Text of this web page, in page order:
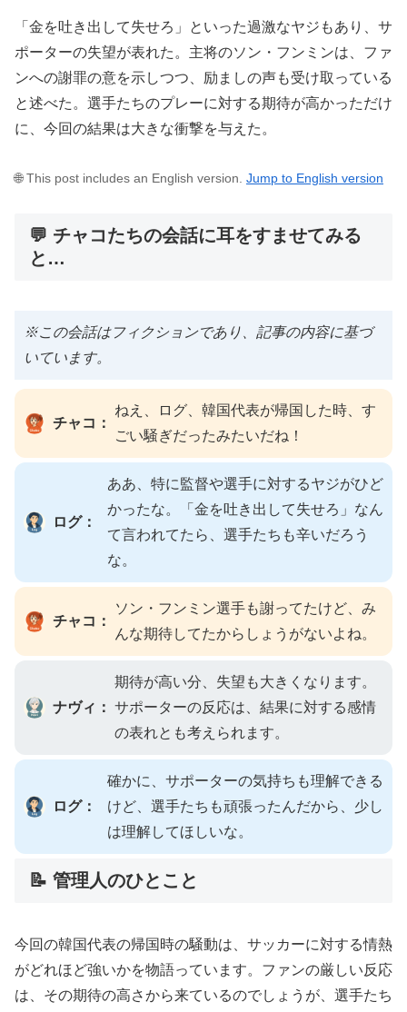
「金を吐き出して失せろ」といった過激なヤジもあり、サ
ポーターの失望が表れた。主将のソン・フンミンは、ファ
ンへの謝罪の意を示しつつ、励ましの声も受け取っている
と述べた。選手たちのプレーに対する期待が高かっただけ
に、今回の結果は大きな衝撃を与えた。
🌐 This post includes an English version. Jump to English version
💬 チャコたちの会話に耳をすませてみる
と…
※この会話はフィクションであり、記事の内容に基づ
いています。
チャコ：
ねえ、ログ、韓国代表が帰国した時、す
ごい騒ぎだったみたいだね！
ログ：
ああ、特に監督や選手に対するヤジがひど
かったな。「金を吐き出して失せろ」なん
て言われてたら、選手たちも辛いだろう
な。
チャコ：
ソン・フンミン選手も謝ってたけど、み
んな期待してたからしょうがないよね。
ナヴィ：
期待が高い分、失望も大きくなります。
サポーターの反応は、結果に対する感情
の表れとも考えられます。
ログ：
確かに、サポーターの気持ちも理解できる
けど、選手たちも頑張ったんだから、少し
は理解してほしいな。
📝 管理人のひとこと
今回の韓国代表の帰国時の騒動は、サッカーに対する情熱
がどれほど強いかを物語っています。ファンの厳しい反応
は、その期待の高さから来ているのでしょうが、選手たち